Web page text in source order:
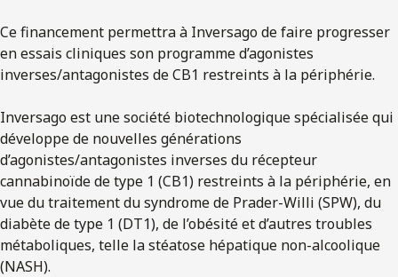
Ce financement permettra à Inversago de faire progresser
en essais cliniques son programme d’agonistes
inverses/antagonistes de CB1 restreints à la périphérie.
Inversago est une société biotechnologique spécialisée qui
développe de nouvelles générations
d’agonistes/antagonistes inverses du récepteur
cannabinoïde de type 1 (CB1) restreints à la périphérie, en
vue du traitement du syndrome de Prader-Willi (SPW), du
diabète de type 1 (DT1), de l’obésité et d’autres troubles
métaboliques, telle la stéatose hépatique non-alcoolique
(NASH).